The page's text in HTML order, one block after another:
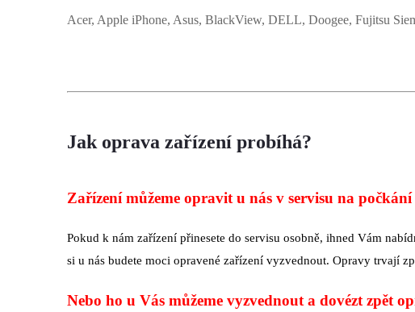
Acer, Apple iPhone, Asus, BlackView, DELL, Doogee, Fujitsu
Jak oprava zařízení probíhá?
Zařízení můžeme opravit u nás v servisu na počkání
Pokud k nám zařízení přinesete do servisu osobně, ihned Vám
si u nás budete moci opravené zařízení vyzvednout. Opravy trvají
Nebo ho u Vás můžeme vyzvednout a dovézt zpět